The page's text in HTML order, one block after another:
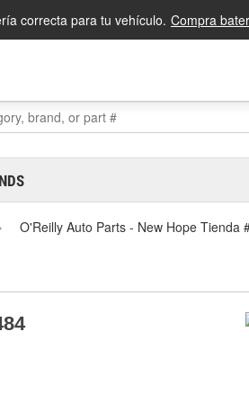
correcta para tu vehículo. Compra
O'Reilly Auto Parts - New Hope Tienda